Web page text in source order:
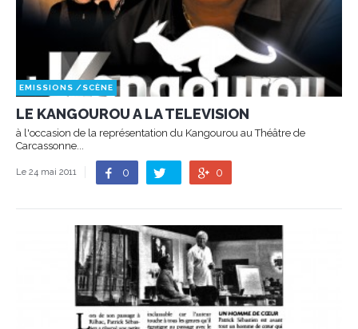
EMISSIONS /SCÈNE
LE KANGOUROU A LA TELEVISION
à l'occasion de la représentation du Kangourou au Théâtre de
Carcassonne...
Le 24 mai 2011 0 0